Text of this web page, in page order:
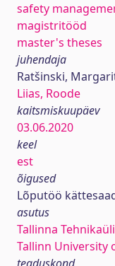
safety
magistritööd
master's theses
juhendaja
Ratšinski,
Liias, Roode
kaitsmiskuupäev
03.06.2020
keel
est
õigused
Lõputöö
asutus
Tallinna
Tallinn University